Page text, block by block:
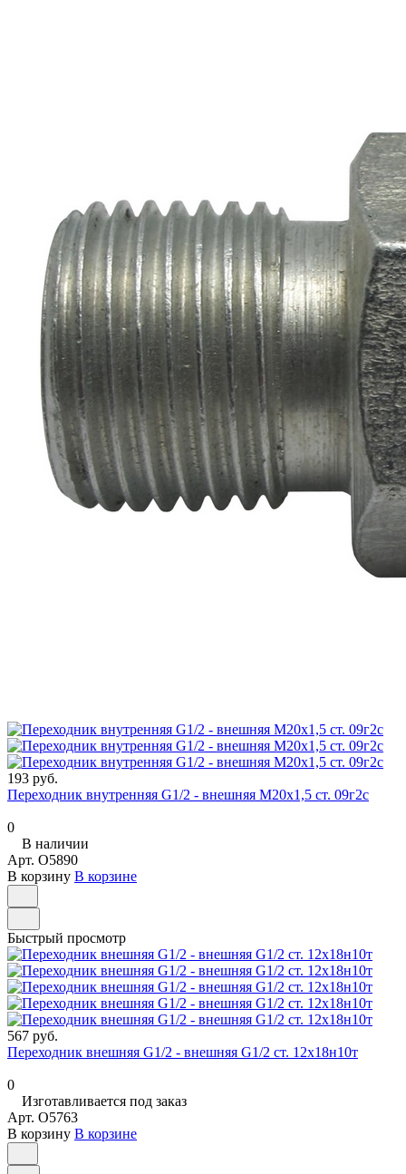
193 руб.
Переходник внутренняя G1/2 - внешняя М20х1,5 ст. 09г2с
0
В наличии
Арт. O5890
В корзину В корзине
Быстрый просмотр
567 руб.
Переходник внешняя G1/2 - внешняя G1/2 ст. 12х18н10т
0
Изготавливается под заказ
Арт. O5763
В корзину В корзине